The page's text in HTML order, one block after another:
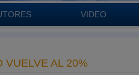
VIDEO
VUELVE AL 20%